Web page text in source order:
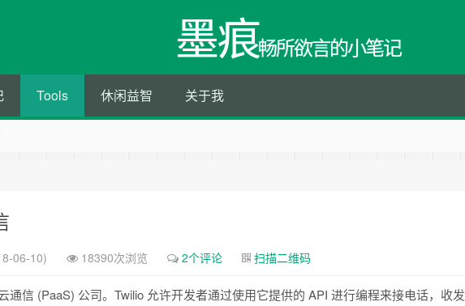
墨痕畅所欲言的小笔记
Tools 休闲益智 关于我
06-10) 18390次浏览 2个评论 扫描二维码
通信 (PaaS) 公司。Twilio 允许开发者通过使用它提供的 API 进行编程来接电话，收发